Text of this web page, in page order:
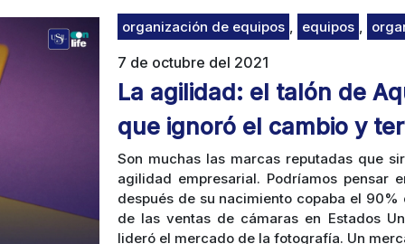
organización de equipos , equipos ,
7 de octubre del 2021
La agilidad: el talón de
que ignoró el cambio y
Son muchas las marcas reputadas que
agilidad empresarial. Podríamos pensar
después de su nacimiento copaba el
de las ventas de cámaras en Estados
lideró el mercado de la fotografía. Un